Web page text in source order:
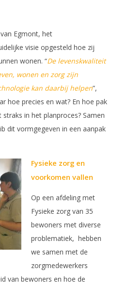
Egmont, het
visie opgesteld hoe zij
wonen. “De levenskwaliteit
wonen en zorg zijn
kan daarbij helpen”,
hoe precies en wat? En hoe pak
in het planproces? Samen
dit vormgegeven in een aanpak
Fysieke zorg en
voorkomen vallen
Op een afdeling met
Fysieke zorg van 35
bewoners met diverse
problematiek, hebben
we samen met de
zorgmedewerkers
van bewoners en hoe de